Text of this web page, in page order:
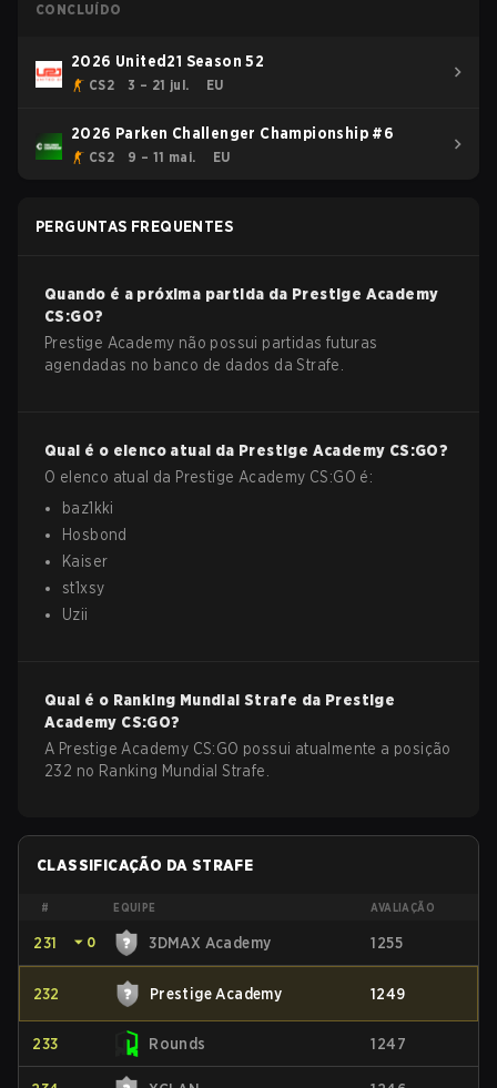
CONCLUÍDO
2026 United21 Season 52
CS2 3 – 21 jul. EU
2026 Parken Challenger Championship #6
CS2 9 – 11 mai. EU
PERGUNTAS FREQUENTES
Quando é a próxima partida da Prestige Academy
CS:GO?
Prestige Academy não possui partidas futuras
agendadas no banco de dados da Strafe.
Qual é o elenco atual da Prestige Academy CS:GO?
O elenco atual da Prestige Academy CS:GO é:
baz1kki
Hosbond
Kaiser
st1xsy
Uzii
Qual é o Ranking Mundial Strafe da Prestige
Academy CS:GO?
A Prestige Academy CS:GO possui atualmente a posição
232 no Ranking Mundial Strafe.
CLASSIFICAÇÃO DA STRAFE
# EQUIPE AVALIAÇÃO
231 ⏷ 0 3DMAX Academy 1255
232 Prestige Academy 1249
233 Rounds 1247